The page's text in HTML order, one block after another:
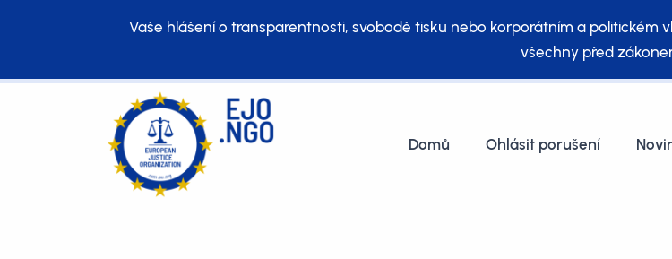
Vaše hlášení o transparentnosti, svobodě tisku nebo korporátním a politickém
všechny před
Domů Ohlásit porušení